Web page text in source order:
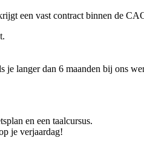
een vast contract binnen de
je langer dan 6 maanden bij ons
en een taalcursus.
je verjaardag!